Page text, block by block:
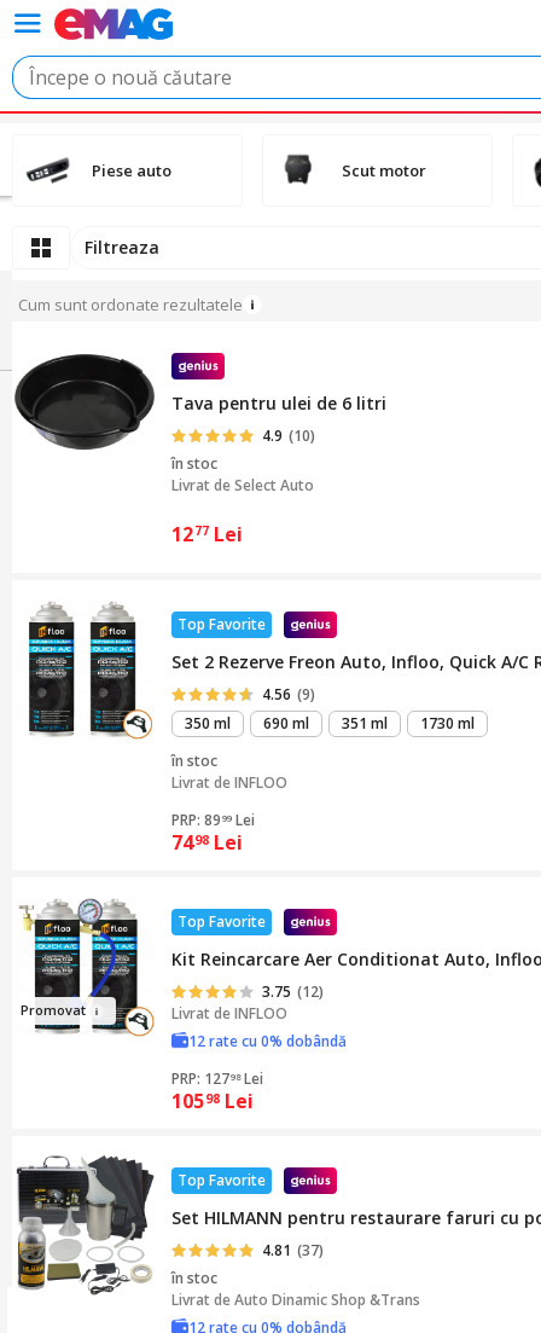
Piese auto Scut motor
Filtreaza
Cum sunt ordonate rezultatele
Tava pentru ulei de 6 litri
4.9 (10)
în stoc
Livrat deSelect Auto
1277 Lei
Top Favorite
Set 2 Rezerve Freon Auto, Infloo, Quick A/
4.56 (9)
350 ml
690 ml 351 ml
1730 ml
în stoc
Livrat deINFLOO
PRP: 89 99 Lei
7498 Lei
Promovat
Top Favorite
Kit Reincarcare Aer Conditionat Auto,
3.75 (12)
Livrat deINFLOO
12 rate cu 0% dobândă
PRP: 12798 Lei
10598 Lei
Top Favorite
Set HILMANN pentru restaurare faruri cu
4.81 (37)
în stoc
Livrat deAuto Dinamic Shop &Trans
12 rate cu 0% dobândă